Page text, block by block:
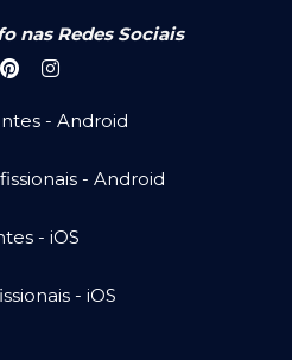
nas Redes Sociais
- Android
- Android
- iOS
- iOS